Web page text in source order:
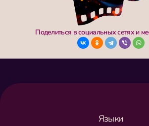
Поделиться в социальных сетях и
Языки